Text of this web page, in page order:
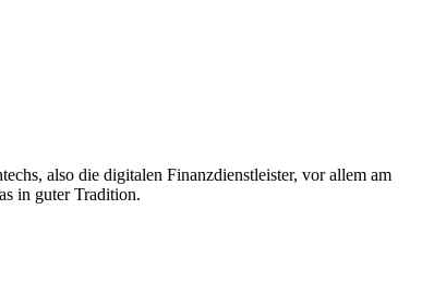
also die digitalen Finanzdienstleister, vor allem am
in guter Tradition.